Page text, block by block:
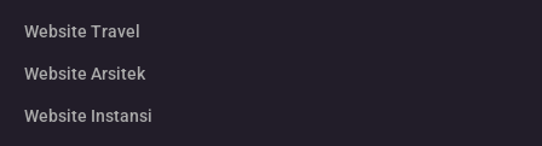
Website Travel
Website Arsitek
Website Instansi